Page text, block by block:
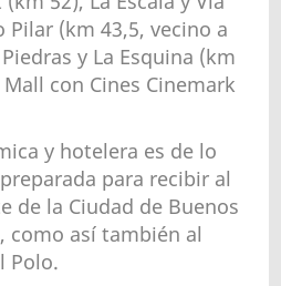
Pilar (km 43,5, vecino a
y La Esquina (km
con Cines Cinemark
y hotelera es de lo
para recibir al
de la Ciudad de Buenos
como así también al
Polo.